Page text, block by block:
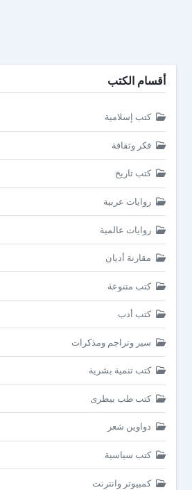
أقسام الكتب
كتب إسلامية
فكر وثقافة
كتب تاريخ
روايات عربية
روايات عالمية
مقارنة أديان
كتب متنوعة
كتب أدب
سير وتراجم ومذكرات
كتب تنمية بشرية
كتب طب بيطرى
دواوين شعر
كتب سياسية
كمبيوتر وانترنت